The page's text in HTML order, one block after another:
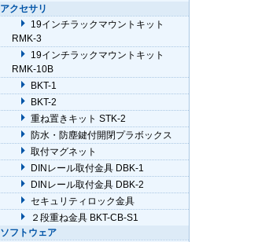
アクセサリ
19インチラックマウントキット
RMK-3
19インチラックマウントキット
RMK-10B
BKT-1
BKT-2
重ね置きキット STK-2
防水・防塵鍵付開閉プラボックス
取付マグネット
DINレール取付金具 DBK-1
DINレール取付金具 DBK-2
セキュリティロック金具
２段重ね金具 BKT-CB-S1
ソフトウェア